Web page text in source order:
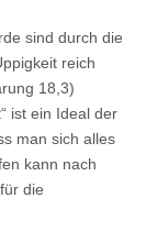
…
mächtige
sind durch die
reich
18,3)
ist ein Ideal der
man sich alles
kann nach
die